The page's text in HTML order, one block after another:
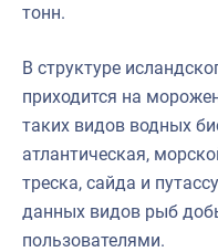
тонн.
В структуре
приходится на
таких видов водных
атлантическая,
треска, сайда и
данных видов рыб
пользователями.